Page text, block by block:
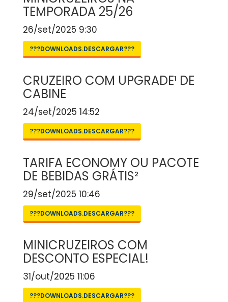
TEMPORADA 25/26
26/set/2025 9:30
???DOWNLOADS.DESCARGAR???
CRUZEIRO COM UPGRADE¹ DE
CABINE
24/set/2025 14:52
???DOWNLOADS.DESCARGAR???
TARIFA ECONOMY OU PACOTE
DE BEBIDAS GRÁTIS²
29/set/2025 10:46
???DOWNLOADS.DESCARGAR???
MINICRUZEIROS COM
DESCONTO ESPECIAL!
31/out/2025 11:06
???DOWNLOADS.DESCARGAR???